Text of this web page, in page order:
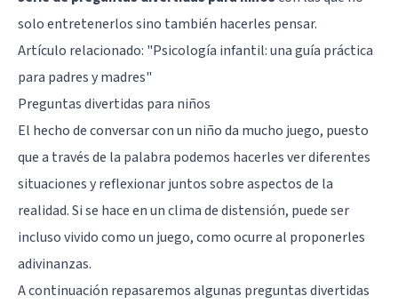
solo entretenerlos sino también hacerles pensar.
Artículo relacionado: "Psicología infantil: una guía práctica
para padres y madres"
Preguntas divertidas para niños
El hecho de conversar con un niño da mucho juego, puesto
que a través de la palabra podemos hacerles ver diferentes
situaciones y reflexionar juntos sobre aspectos de la
realidad. Si se hace en un clima de distensión, puede ser
incluso vivido como un juego, como ocurre al proponerles
adivinanzas.
A continuación repasaremos algunas preguntas divertidas